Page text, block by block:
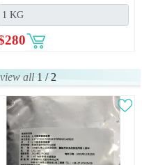
280
all 1 / 2